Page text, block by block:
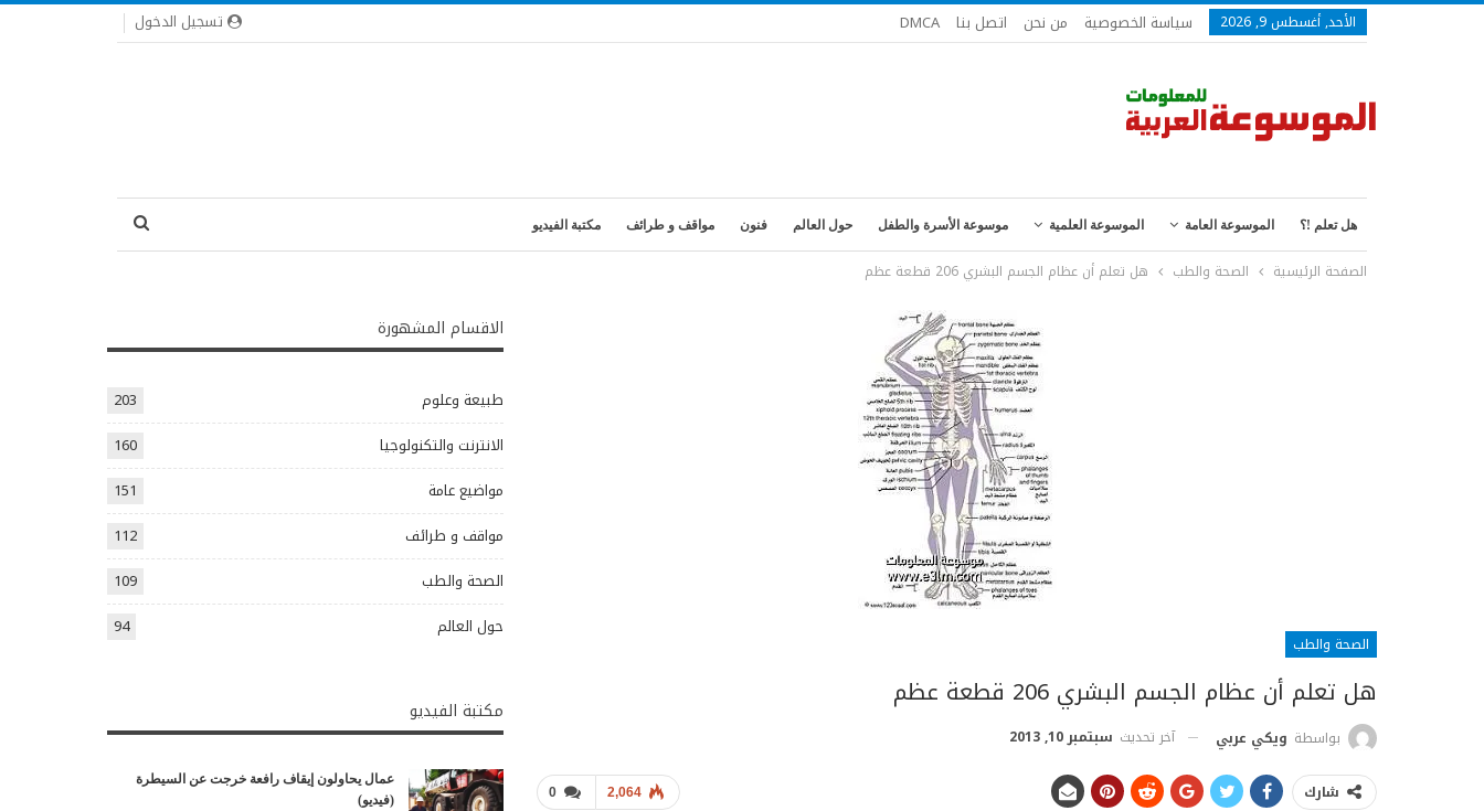
تسجيل الدخول الأحد, أغسطس 9, 2026 سياسة الخصوصية من نحن اتصل بنا DMCA
هل تعلم !؟ الموسوعة العامة الموسوعة العلمية موسوعة الأسرة والطفل حول العالم فنون مواقف و طرائف مكتبة الفيديو
الصفحة الرئيسية الصحة والطب هل تعلم أن عظام الجسم البشري 206 قطعة عظم
الصحة والطب
هل تعلم أن عظام الجسم البشري 206 قطعة عظم
بواسطة ويكي عربي آخر تحديث سبتمبر 10, 2013
0 2,064 شارك
الاقسام المشهورة
طبيعة وعلوم
203
الانترنت والتكنولوجيا
160
مواضيع عامة
151
مواقف و طرائف
112
الصحة والطب
109
حول العالم
94
مكتبة الفيديو
عمال يحاولون إيقاف رافعة خرجت عن السيطرة
(فيديو)